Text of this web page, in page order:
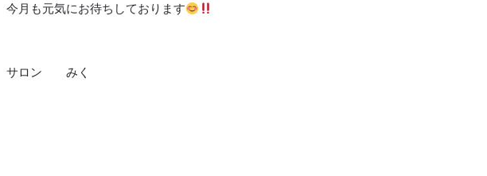
今月も元気にお待ちしております
サロン みく